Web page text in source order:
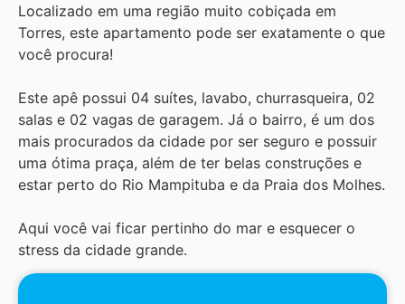
Localizado em uma região muito cobiçada em
Torres, este apartamento pode ser exatamente o que
você procura!
Este apê possui 04 suítes, lavabo, churrasqueira, 02
salas e 02 vagas de garagem. Já o bairro, é um dos
mais procurados da cidade por ser seguro e possuir
uma ótima praça, além de ter belas construções e
estar perto do Rio Mampituba e da Praia dos Molhes.
Aqui você vai ficar pertinho do mar e esquecer o
stress da cidade grande.